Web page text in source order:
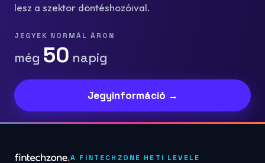
lesz a szektor döntéshozóival.
JEGYEK NORMÁL ÁRON
még 50 napig
Jegyinformáció →
A FINTECHZONE HETI LEVELE